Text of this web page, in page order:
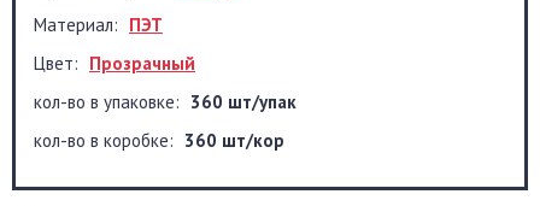
Материал: ПЭТ
Цвет: Прозрачный
кол-во в упаковке: 360 шт/упак
кол-во в коробке: 360 шт/кор